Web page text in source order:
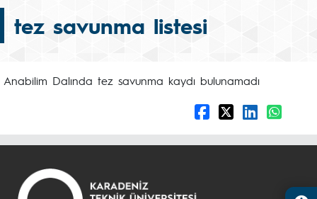
tez savunma listesi
Anabilim Dalında tez savunma kaydı bulunamadı